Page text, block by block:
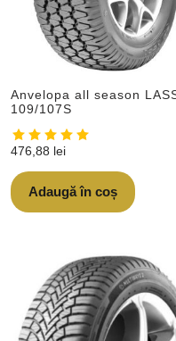
Anvelopa all season
109/107S
476,88 lei
Adaugă în coș